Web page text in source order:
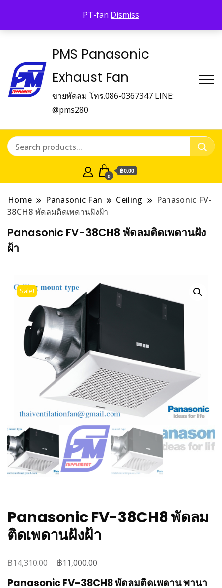
PT-fan Dismiss
PMS Panasonic
Exhaust Fan
ขายพัดลม โทร.086-0367347 LINE:
@pms280
0
฿0.00
Home Panasonic Fan Ceiling
Panasonic FV-
38CH8 พัดลมติดเพดานฝังฝ้า
Panasonic FV-38CH8 พัดลมติดเพดานฝัง
ฝ้า
Sale!
Panasonic FV-38CH8 พัดลม
ติดเพดานฝังฝ้า
฿14,310.00
Original
฿11,000.00
Panasonic FV-38CH8 พัดลมติดเพดาน พานา